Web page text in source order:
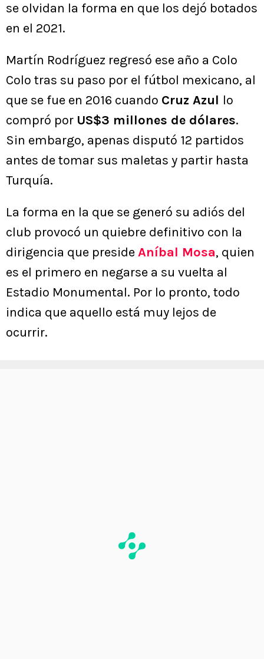
se olvidan la forma en que los dejó botados
en el 2021.
Martín Rodríguez regresó ese año a Colo
Colo tras su paso por el fútbol mexicano, al
que se fue en 2016 cuando Cruz Azul lo
compró por US$3 millones de dólares.
Sin embargo, apenas disputó 12 partidos
antes de tomar sus maletas y partir hasta
Turquía.
La forma en la que se generó su adiós del
club provocó un quiebre definitivo con la
dirigencia que presideAníbal Mosa, quien
es el primero en negarse a su vuelta al
Estadio Monumental. Por lo pronto, todo
indica que aquello está muy lejos de
ocurrir.